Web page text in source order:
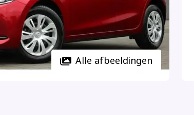
Alle afbeeldingen